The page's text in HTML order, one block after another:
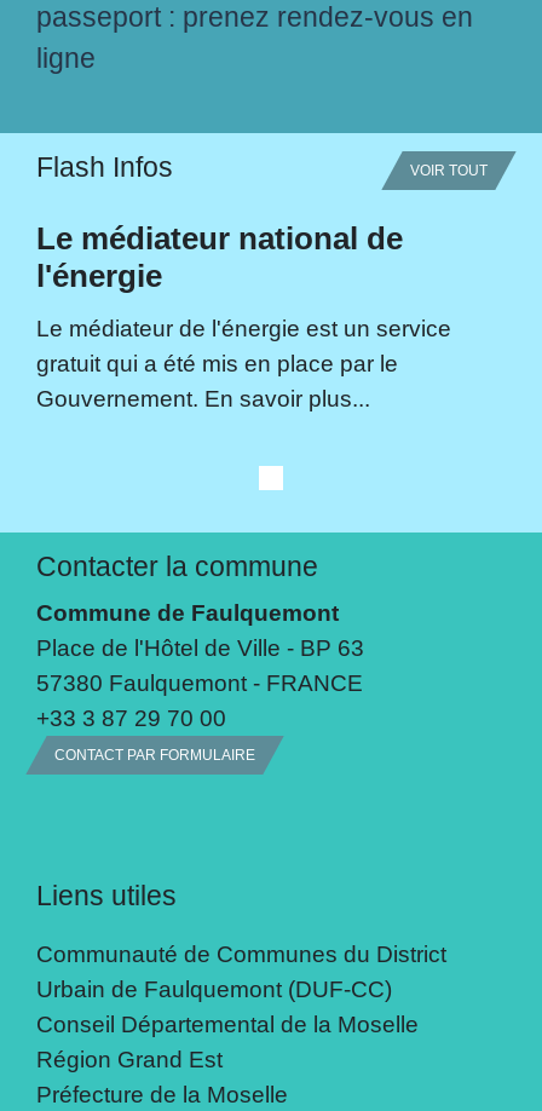
passeport : prenez rendez-vous en
ligne
Flash Infos VOIR TOUT
Le médiateur national de
l'énergie
Le médiateur de l'énergie est un service
gratuit qui a été mis en place par le
Gouvernement. En savoir plus...
Contacter la commune
Commune de Faulquemont
Place de l'Hôtel de Ville - BP 63
57380 Faulquemont - FRANCE
+33 3 87 29 70 00
CONTACT PAR FORMULAIRE
Liens utiles
Communauté de Communes du District
Urbain de Faulquemont (DUF-CC)
Conseil Départemental de la Moselle
Région Grand Est
Préfecture de la Moselle